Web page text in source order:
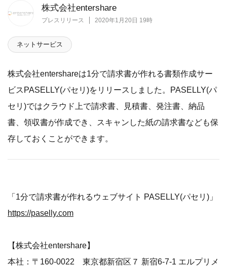
株式会社entershare
プレスリリース 2020年1月20日 19時
ネットサービス
株式会社entershareは1分で請求書が作れる書類作成サー
ビスPASELLY(パセリ)をリリースしました。PASELLY(パ
セリ)ではクラウド上で請求書、見積書、発注書、納品
書、領収書が作成でき、スキャンした紙の請求書なども保
存しておくことができます。
「1分で請求書が作れるウェブサイト PASELLY(パセリ)」
https://paselly.com
【株式会社entershare】
本社：〒160-0022 東京都新宿区７ 新宿6-7-1 エルプリメ